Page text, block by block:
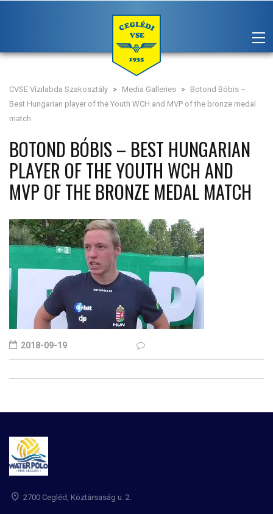
CVSE Vízilabda Szakosztály > Media Galleries > Botond Bóbis –
Best Hungarian player of the Youth WCH and MVP of the bronze medal
match
BOTOND BÓBIS – BEST HUNGARIAN
PLAYER OF THE YOUTH WCH AND
MVP OF THE BRONZE MEDAL MATCH
2018-09-19
2700 Cegléd, Köztársaság u. 2.